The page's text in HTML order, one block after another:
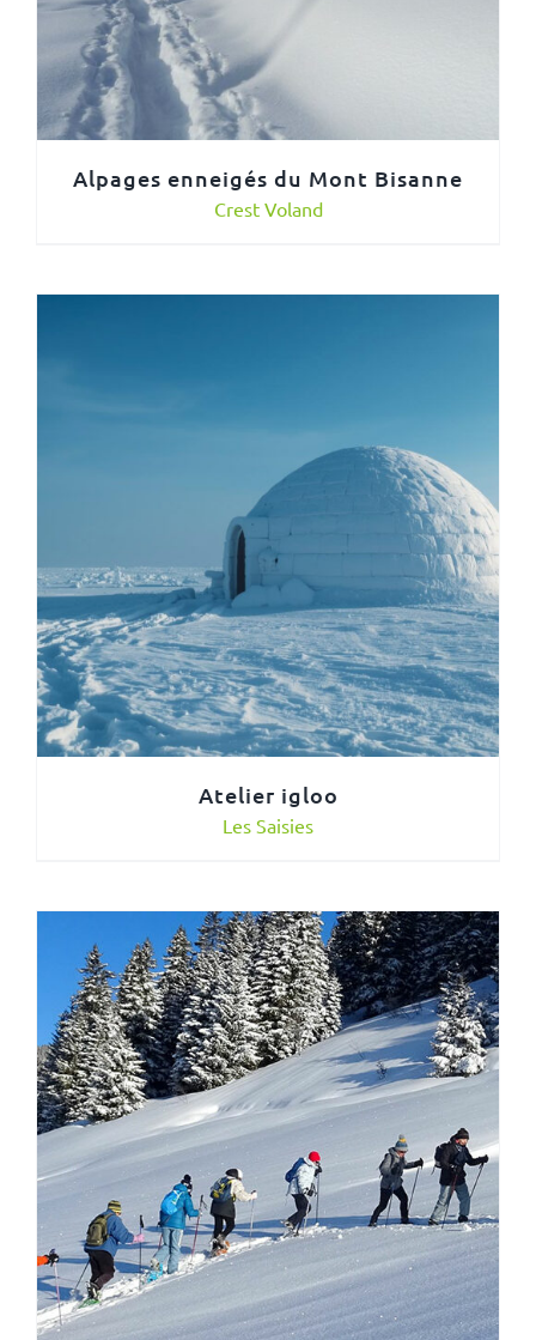
Alpages enneigés du Mont Bisanne
Crest Voland
Atelier igloo
Les Saisies